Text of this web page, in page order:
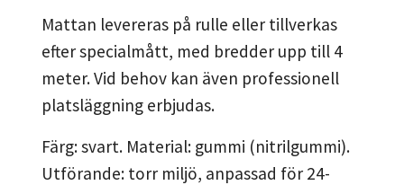
Mattan levereras på rulle eller tillverkas
efter specialmått, med bredder upp till 4
meter. Vid behov kan även professionell
platsläggning erbjudas.
Färg: svart. Material: gummi (nitrilgummi).
Utförande: torr miljö, anpassad för 24-